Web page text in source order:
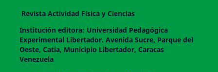
Revista Actividad Física y Ciencias
Institución editora: Universidad Pedagógica
Experimental Libertador. Avenida Sucre, Parque del
Oeste, Catia, Municipio Libertador, Caracas
Venezuela